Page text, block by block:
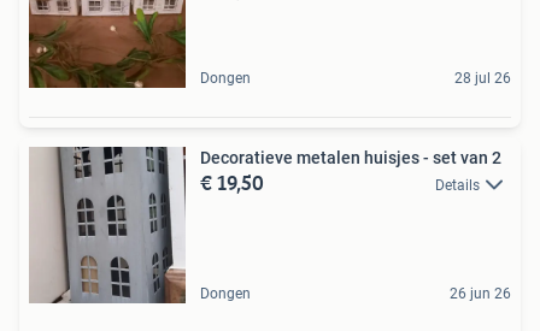
Dongen 28 jul 26
Decoratieve metalen huisjes - set van 2
€ 19,50 Details
Dongen 26 jun 26